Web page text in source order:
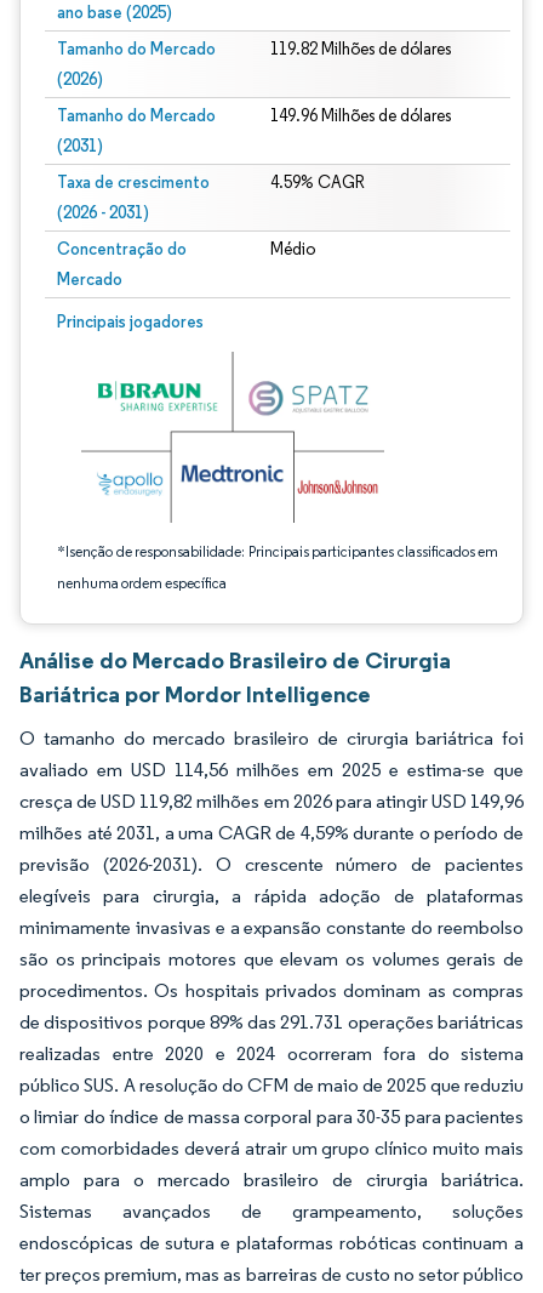
ano base (2025)
Tamanho do Mercado
(2026)
119.82 Milhões de dólares
Tamanho do Mercado
(2031)
149.96 Milhões de dólares
Taxa de crescimento
(2026 - 2031)
4.59% CAGR
Concentração do
Mercado
Médio
Principais jogadores
*Isenção de responsabilidade: Principais participantes classificados em
nenhuma ordem específica
Imagem © Mordor Intelligence. O reuso requer atribuição conforme CC BY 4.0.
Análise do Mercado Brasileiro de Cirurgia
Bariátrica por Mordor Intelligence
O tamanho do mercado brasileiro de cirurgia bariátrica foi
avaliado em USD 114,56 milhões em 2025 e estima-se que
cresça de USD 119,82 milhões em 2026 para atingir USD 149,96
milhões até 2031, a uma CAGR de 4,59% durante o período de
previsão (2026-2031). O crescente número de pacientes
elegíveis para cirurgia, a rápida adoção de plataformas
minimamente invasivas e a expansão constante do reembolso
são os principais motores que elevam os volumes gerais de
procedimentos. Os hospitais privados dominam as compras
de dispositivos porque 89% das 291.731 operações bariátricas
realizadas entre 2020 e 2024 ocorreram fora do sistema
público SUS. A resolução do CFM de maio de 2025 que reduziu
o limiar do índice de massa corporal para 30-35 para pacientes
com comorbidades deverá atrair um grupo clínico muito mais
amplo para o mercado brasileiro de cirurgia bariátrica.
Sistemas avançados de grampeamento, soluções
endoscópicas de sutura e plataformas robóticas continuam a
ter preços premium, mas as barreiras de custo no setor público